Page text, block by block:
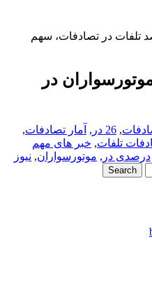
50 درصدی، بازهم 26 درصد تلفات در تصادفات، سهم
موتورسواران در
, 26 در , آمار تصادفات,
تلفات, خبر های مهم
درصدی در , موتورسواران, نیوز